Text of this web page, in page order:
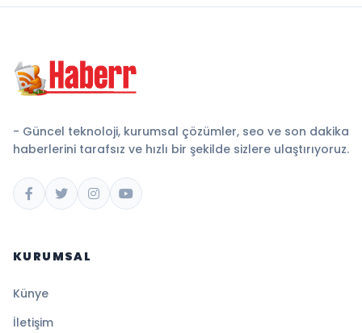
- Güncel teknoloji, kurumsal çözümler, seo ve son dakika
haberlerini tarafsız ve hızlı bir şekilde sizlere ulaştırıyoruz.
KURUMSAL
Künye
İletişim